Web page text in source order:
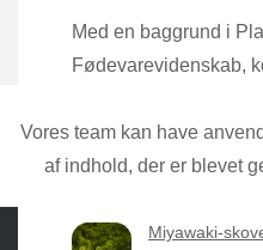
Med en baggrund i
Fødevarevidenskab,
praktisk erfaring
Miyawaki-
Vores team kan have
af indhold, der er blevet